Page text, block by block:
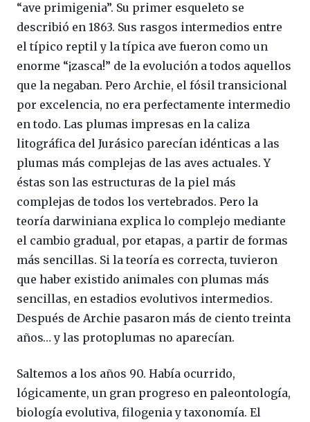
“ave primigenia”. Su primer esqueleto se
describió en 1863. Sus rasgos intermedios entre
el típico reptil y la típica ave fueron como un
enorme “¡zasca!” de la evolución a todos aquellos
que la negaban. Pero Archie, el fósil transicional
por excelencia, no era perfectamente intermedio
en todo. Las plumas impresas en la caliza
litográfica del Jurásico parecían idénticas a las
plumas más complejas de las aves actuales. Y
éstas son las estructuras de la piel más
complejas de todos los vertebrados. Pero la
teoría darwiniana explica lo complejo mediante
el cambio gradual, por etapas, a partir de formas
más sencillas. Si la teoría es correcta, tuvieron
que haber existido animales con plumas más
sencillas, en estadios evolutivos intermedios.
Después de Archie pasaron más de ciento treinta
años… y las protoplumas no aparecían.
Saltemos a los años 90. Había ocurrido,
lógicamente, un gran progreso en paleontología,
biología evolutiva, filogenia y taxonomía. El